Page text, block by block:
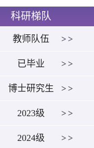
科研梯队
教师队伍
已毕业
博士研究生
2023级
2024级